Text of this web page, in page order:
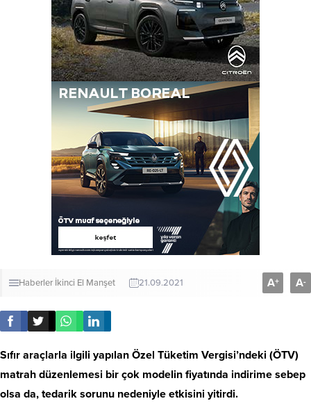
Haberler İkinci El Manşet 21.09.2021 A+ A-
Sıfır araçlarla ilgili yapılan Özel Tüketim Vergisi’ndeki (ÖTV)
matrah düzenlemesi bir çok modelin fiyatında indirime sebep
olsa da, tedarik sorunu nedeniyle etkisini yitirdi.